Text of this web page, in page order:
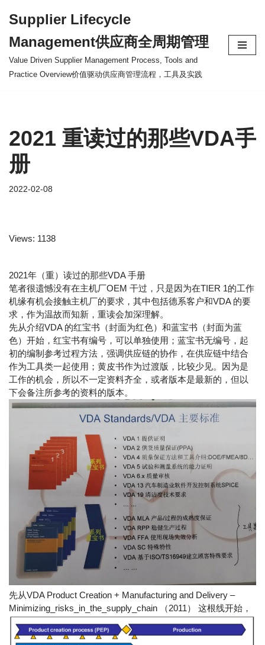
to
content
Supplier Lifecycle
Management供应商全周期管理
Value Driven Supplier Management Process, Tools and
Practice Overview价值驱动供应商管理流程，工具及实践
2021 重读过的那些VDA手
册
2022-02-08
Views: 1138
2021年（重）读过的那些VDA 手册
笔者很遗憾没有在主机厂OEM 干过，只是因为在TIER 1的工作
机缘有机会接触主机厂的要求，其中包括德系客户和VDA 的要
求，作为温故而知新，重读会加深理解。
先从介绍VDA 的红宝书（封面为红色）和蓝宝书（封面为蓝
色）开始，红宝书有编号，可以单独使用；蓝宝书无编号，起
初的编制参考过程方法，强调供应链的协作，在供应链中结合
作为工具类一起使用；黄皮书作为过渡版，比较少见。因为是
工作的机会，所以不一定资料齐全，或者版本是最新的，但以
下会备注所参考的资料的版本。
先从VDA Product Creation + Manufacturing and Delivery –
Minimizing_risks_in_the_supply_chain （2011） 这根线开始，